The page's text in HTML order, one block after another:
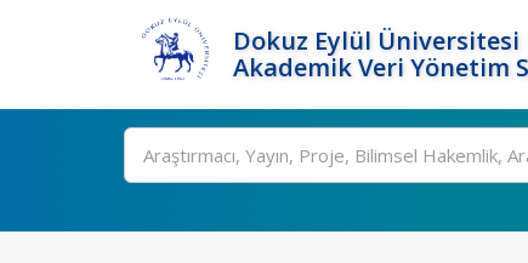
Dokuz Eylül Üniversitesi
Akademik Veri Yönetim
Ara